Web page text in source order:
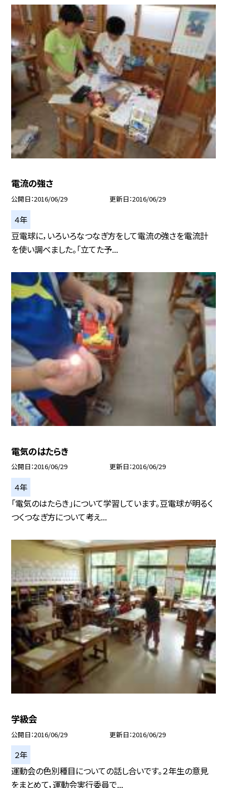
電流の強さ
公開日 2016/06/29 更新日 2016/06/29
４年
豆電球に，いろいろなつなぎ方をして電流の強さを電流計
を使い調べました。「立てた予...
電気のはたらき
公開日 2016/06/29 更新日 2016/06/29
４年
「電気のはたらき」について学習しています。豆電球が明るく
つくつなぎ方について考え...
学級会
公開日 2016/06/29 更新日 2016/06/29
２年
運動会の色別種目についての話し合いです。２年生の意見
をまとめて，運動会実行委員で...